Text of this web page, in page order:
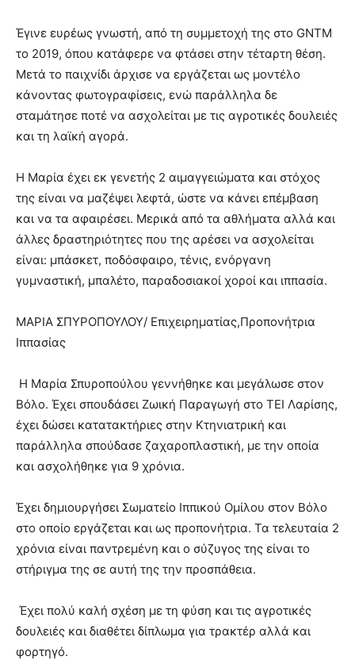
Έγινε ευρέως γνωστή, από τη συμμετοχή της στο GNTM
το 2019, όπου κατάφερε να φτάσει στην τέταρτη θέση.
Μετά το παιχνίδι άρχισε να εργάζεται ως μοντέλο
κάνοντας φωτογραφίσεις, ενώ παράλληλα δε
σταμάτησε ποτέ να ασχολείται με τις αγροτικές δουλειές
και τη λαϊκή αγορά.
Η Μαρία έχει εκ γενετής 2 αιμαγγειώματα και στόχος
της είναι να μαζέψει λεφτά, ώστε να κάνει επέμβαση
και να τα αφαιρέσει. Μερικά από τα αθλήματα αλλά και
άλλες δραστηριότητες που της αρέσει να ασχολείται
είναι: μπάσκετ, ποδόσφαιρο, τένις, ενόργανη
γυμναστική, μπαλέτο, παραδοσιακοί χοροί και ιππασία.
ΜΑΡΙΑ ΣΠΥΡΟΠΟΥΛΟΥ/ Επιχειρηματίας,Προπονήτρια
Ιππασίας
Η Μαρία Σπυροπούλου γεννήθηκε και μεγάλωσε στον
Βόλο. Έχει σπουδάσει Ζωική Παραγωγή στο ΤΕΙ Λαρίσης,
έχει δώσει κατατακτήριες στην Κτηνιατρική και
παράλληλα σπούδασε ζαχαροπλαστική, με την οποία
και ασχολήθηκε για 9 χρόνια.
Έχει δημιουργήσει Σωματείο Ιππικού Ομίλου στον Βόλο
στο οποίο εργάζεται και ως προπονήτρια. Τα τελευταία 2
χρόνια είναι παντρεμένη και ο σύζυγος της είναι το
στήριγμα της σε αυτή της την προσπάθεια.
Έχει πολύ καλή σχέση με τη φύση και τις αγροτικές
δουλειές και διαθέτει δίπλωμα για τρακτέρ αλλά και
φορτηγό.